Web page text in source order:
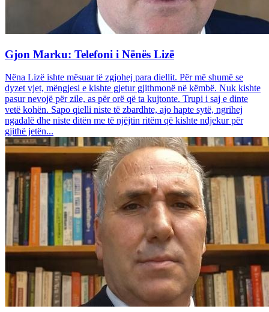
Gjon Marku: Telefoni i Nënës Lizë
Nëna Lizë ishte mësuar të zgjohej para diellit. Për më shumë se
dyzet vjet, mëngjesi e kishte gjetur gjithmonë në këmbë. Nuk kishte
pasur nevojë për zile, as për orë që ta kujtonte. Trupi i saj e dinte
vetë kohën. Sapo qielli niste të zbardhte, ajo hapte sytë, ngrihej
ngadalë dhe niste ditën me të njëjtin ritëm që kishte ndjekur për
gjithë jetën...